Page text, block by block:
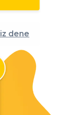
dene